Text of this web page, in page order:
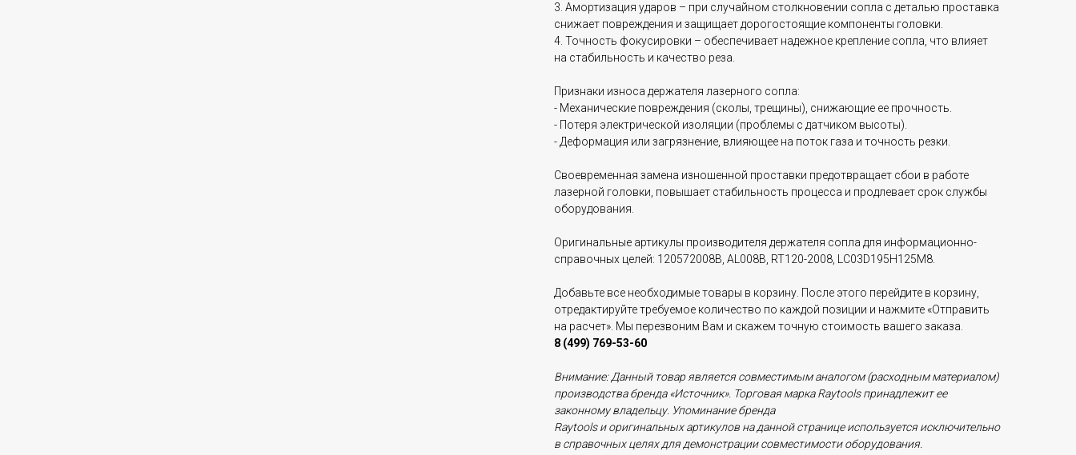
3. Амортизация ударов – при случайном столкновении сопла с деталью проставка
снижает повреждения и защищает дорогостоящие компоненты головки.
4. Точность фокусировки – обеспечивает надежное крепление сопла, что влияет
на стабильность и качество реза.
Признаки износа держателя лазерного сопла:
- Механические повреждения (сколы, трещины), снижающие ее прочность.
- Потеря электрической изоляции (проблемы с датчиком высоты).
- Деформация или загрязнение, влияющее на поток газа и точность резки.
Своевременная замена изношенной проставки предотвращает сбои в работе
лазерной головки, повышает стабильность процесса и продлевает срок службы
оборудования.
Оригинальные артикулы производителя держателя сопла для информационно-
справочных целей: 120572008B, AL008B, RT120-2008, LC03D195H125M8.
Добавьте все необходимые товары в корзину. После этого перейдите в корзину,
отредактируйте требуемое количество по каждой позиции и нажмите «Отправить
на расчет». Мы перезвоним Вам и скажем точную стоимость вашего заказа.
8 (499) 769-53-60
Внимание: Данный товар является совместимым аналогом (расходным материалом)
производства бренда «Источник». Торговая марка Raytools принадлежит ее
законному владельцу. Упоминание бренда
Raytools и оригинальных артикулов на данной странице используется исключительно
в справочных целях для демонстрации совместимости оборудования.